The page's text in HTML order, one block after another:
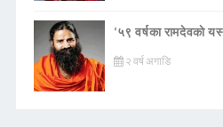
‘५९ वर्षका रामदेवकाे
२ वर्ष अगाडि